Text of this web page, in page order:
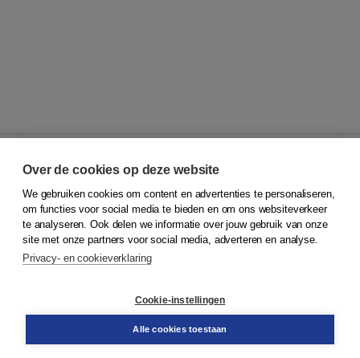
© 2026Koninklijke Boom uitgevers
Klantenservice
Service & informatie
Contact
Over de cookies op deze website
We gebruiken cookies om content en advertenties te personaliseren,
om functies voor social media te bieden en om ons websiteverkeer
te analyseren. Ook delen we informatie over jouw gebruik van onze
site met onze partners voor social media, adverteren en analyse.
Privacy- en cookieverklaring
Cookie-instellingen
Alle cookies toestaan